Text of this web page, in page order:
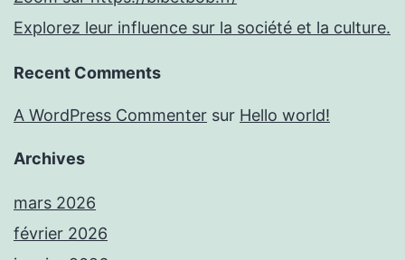
Explorez leur influence sur la société et la culture.
Recent Comments
A WordPress Commenter sur Hello world!
Archives
mars 2026
février 2026